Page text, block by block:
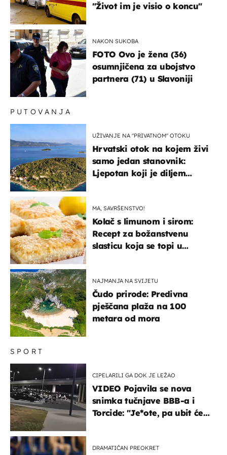
"Život im je visio o koncu"
NAKON SUKOBA
FOTO Ovo je žena (36)
osumnjičena za ubojstvo
partnera (71) u Slavoniji
SPORT
CIPELARILI GA DOK JE LEŽAO
VIDEO Pojavila se nova
snimka tučnjave BBB-a i
Torcide: "Je*ote, pa ubit će
DRAMATIČAN PREOKRET
PUTOVANJA
UŽIVANJE NA "PRIVATNOM" OTOKU
Hrvatski otok na kojem živi
samo jedan stanovnik:
Ljepotan koji je diljem
MA, SAVRŠENSTVO!
Kolač s limunom i sirom:
Recept za božanstvenu
slasticu koja se topi u
NAJMANJA NA SVIJETU
Čudo prirode: Predivna
pješčana plaža na 100
metara od mora